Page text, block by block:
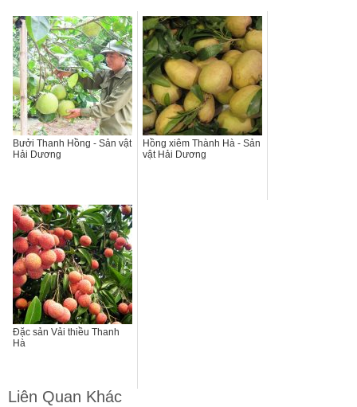
Bưởi Thanh Hồng - Sản vật
Hải Dương
Hồng xiêm Thành Hà - Sản
vật Hải Dương
Đặc sản Vải thiều Thanh
Hà
Liên Quan Khác